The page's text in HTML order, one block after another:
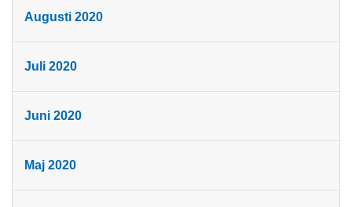
Augusti 2020
Juli 2020
Juni 2020
Maj 2020